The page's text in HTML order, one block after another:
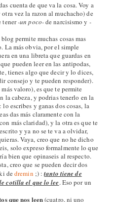
cuenta de que va la cosa. Voy a
vez la razon al muchacho) de
tener-un poco-de narcisismo y -
permite muchas cosas mas
La más obvia, por el simple
en una libreta que guardas en
pueden leer en las antipodas,
tienes algo que decir y lo dices,
consejo y te pueden responder).
valoro), es que te permite
la cabeza, y podrias tenerlo en la
escribes y ganas dos cosas, la
das más claramente con la
más claridad), y la otra es que te
y ya no se te va a olvidar,
Vaya, creo que no he dicho
solo expreso formalmente lo que
bien que opinaseis al respecto.
creo que se pueden decir dos
dedremin ;) :tanto tiene de
cotilla el que lo lee. Eso por un
que nos leen(cuatro, ni uno